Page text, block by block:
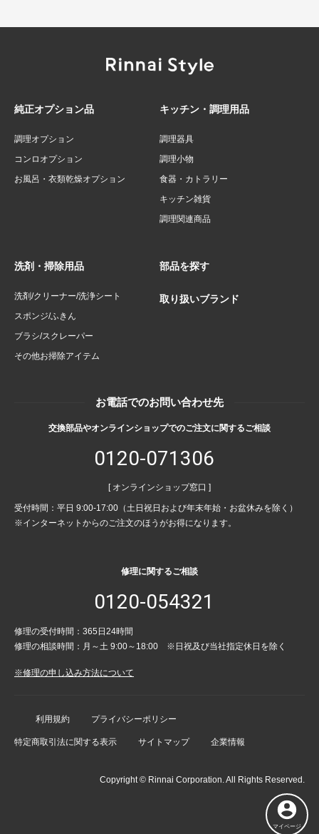
純正オプション品
調理オプション
コンロオプション
お風呂・衣類乾燥オプション
キッチン・調理用品
調理器具
調理小物
食器・カトラリー
キッチン雑貨
調理関連商品
洗剤・掃除用品
洗剤/クリーナー/洗浄シート
スポンジ/ふきん
ブラシ/スクレーパー
その他お掃除アイテム
部品を探す
取り扱いブランド
お電話でのお問い合わせ先
交換部品やオンラインショップでのご注文に関するご相談
0120-071306
[ オンラインショップ窓口 ]
受付時間：平日 9:00-17:00（土日祝日および年末年始・お盆休みを除く）
※インターネットからのご注文のほうがお得になります。
修理に関するご相談
0120-054321
修理の受付時間：365日24時間
修理の相談時間：月～土 9:00～18:00 ※日祝及び当社指定休日を除く
※修理の申し込み方法について
利用規約 プライバシーポリシー
特定商取引法に関する表示 サイトマップ 企業情報
Copyright © Rinnai Corporation. All Rights Reserved.
マイページ